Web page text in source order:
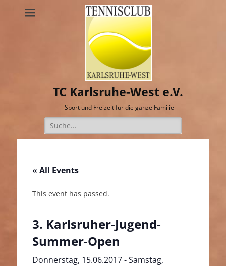
TC Karlsruhe-West e.V.
Sport und Freizeit für die ganze Familie
Suche
nach:
« All Events
This event has passed.
3. Karlsruher-Jugend-
Summer-Open
Donnerstag, 15.06.2017-Samstag,